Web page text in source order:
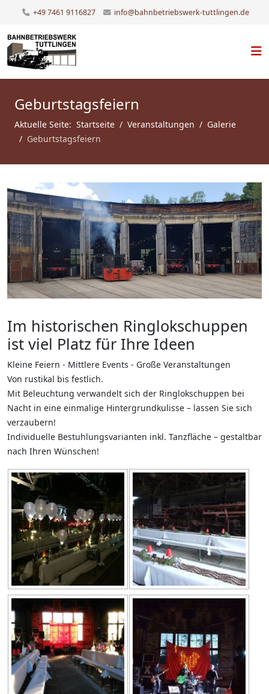
+49 7461 9116827 info@bahnbetriebswerk-tuttlingen.de
Geburtstagsfeiern
Aktuelle Seite: Startseite Veranstaltungen
Galerie
Geburtstagsfeiern
Im historischen Ringlokschuppen
ist viel Platz für Ihre Ideen
Kleine Feiern - Mittlere Events - Große Veranstaltungen
Von rustikal bis festlich.
Mit Beleuchtung verwandelt sich der Ringlokschuppen bei
Nacht in eine einmalige Hintergrundkulisse – lassen Sie sich
verzaubern!
Individuelle Bestuhlungsvarianten inkl. Tanzfläche – gestaltbar
nach Ihren Wünschen!